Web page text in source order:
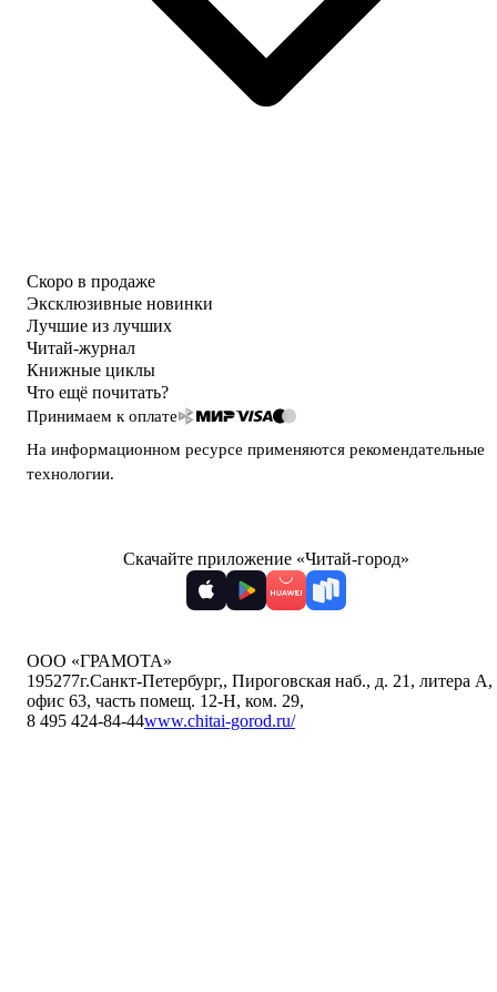
Скоро в продаже
Эксклюзивные новинки
Лучшие из лучших
Читай-журнал
Книжные циклы
Что ещё почитать?
Принимаем к оплате
На информационном ресурсе применяются рекомендательные
технологии.
Скачайте приложение «Читай-город»
ООО «ГРАМОТА»
195277г.Санкт-Петербург,, Пироговская наб., д. 21, литера А,
офис 63, часть помещ. 12-Н, ком. 29,
8 495 424-84-44www.chitai-gorod.ru/